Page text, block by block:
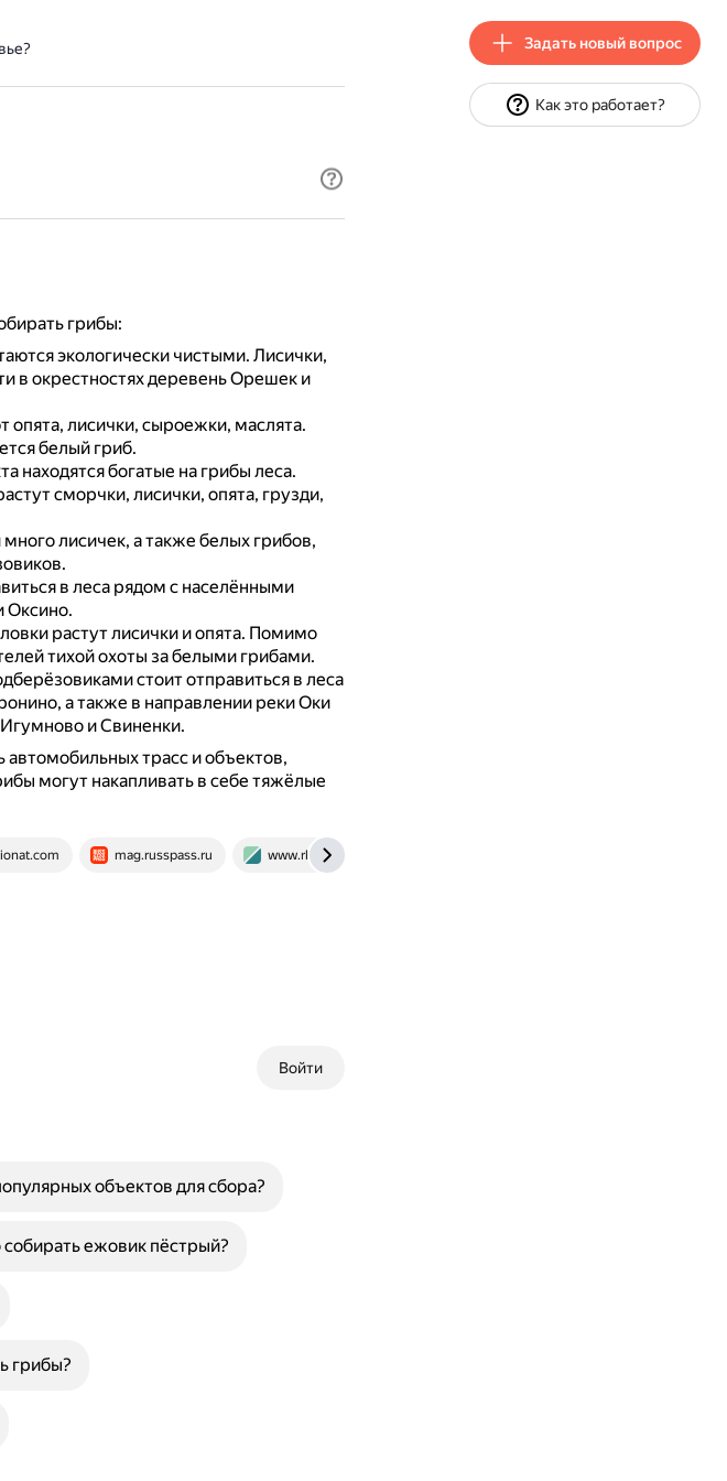
грибы:
экологически чистыми. Лисички,
в окрестностях деревень Орешек и
лисички, сыроежки, маслята.
белый гриб.
находятся богатые на грибы леса.
сморчки, лисички, опята, грузди,
лисичек, а также белых грибов,
в леса рядом с населёнными
Оксино.
растут лисички и опята. Помимо
тихой охоты за белыми грибами.
стоит отправиться в леса
а также в направлении реки Оки
и Свиненки.
трасс и объектов,
могут накапливать в себе тяжёлые
mag.russpass.ru www.rbc.ru
Войти
объектов для сбора?
ежовик пёстрый?
грибы?
Задать новый вопрос
Как это работает?